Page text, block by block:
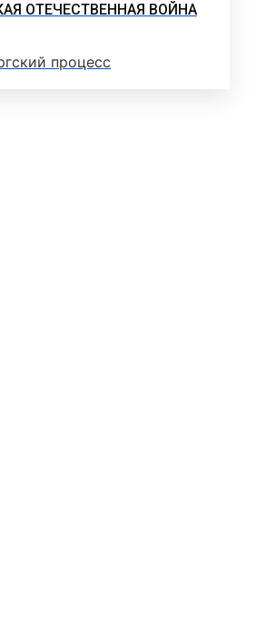
ОТЕЧЕСТВЕННАЯ ВОЙНА
процесс